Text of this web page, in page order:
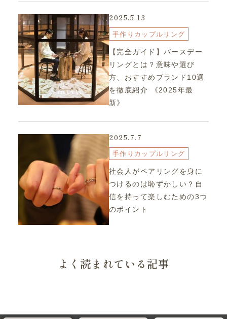
2025.5.13
手作りカップルリング
【完全ガイド】バースデー
リングとは？意味や選び
方、おすすめブランド10選
を徹底紹介 《2025年最
新》
2025.7.7
手作りカップルリング
社会人がペアリングを身に
つけるのは恥ずかしい？自
信を持って楽しむための3つ
のポイント
よく読まれている記事